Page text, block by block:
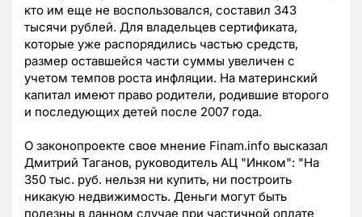
кто им еще не воспользовался, составил 343
тысячи рублей. Для владельцев сертификата,
которые уже распорядились частью средств,
размер оставшейся части суммы увеличен с
учетом темпов роста инфляции. На материнский
капитал имеют право родители, родившие второго
и последующих детей после 2007 года.
О законопроекте свое мнение Finam.info высказал
Дмитрий Таганов, руководитель АЦ "Инком": "На
350 тыс. руб. нельзя ни купить, ни построить
никакую недвижимость. Деньги могут быть
полезны в данном случае при частичной оплате